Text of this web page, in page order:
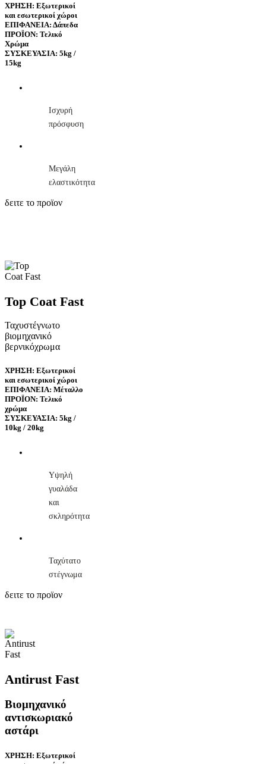
ΧΡΗΣΗ: Εξωτερικοί
και εσωτερικοί χώροι
ΕΠΙΦΑΝΕΙΑ: Δάπεδα
ΠΡΟΪΟΝ: Τελικό
Χρώμα
ΣΥΣΚΕΥΑΣΙΑ: 5kg /
15kg
Ισχυρή
πρόσφυση
Μεγάλη
ελαστικότητα
δειτε το προϊον
Top Coat Fast
Ταχυστέγνωτο
βιομηχανικό
βερνικόχρωμα
ΧΡΗΣΗ: Εξωτερικοί
και εσωτερικοί χώροι
ΕΠΙΦΑΝΕΙΑ: Μέταλλο
ΠΡΟΪΟΝ: Τελικό
χρώμα
ΣΥΣΚΕΥΑΣΙΑ: 5kg /
10kg / 20kg
Υψηλή
γυαλάδα
και
σκληρότητα
Ταχύτατο
στέγνωμα
δειτε το προϊον
Antirust Fast
Βιομηχανικό
αντισκωριακό
αστάρι
ΧΡΗΣΗ: Εξωτερικοί